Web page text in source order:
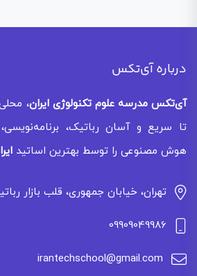
درباره آی‌تکس
آی‌تکس مدرسه علوم تکنولوژی ایران،
تا سریع و آسان رباتیک،
هوش مصنوعی را توسط بهترین اساتید
تهران، خیابان جمهوری، قلب بازار
09909049986
irantechschool@gmail.com